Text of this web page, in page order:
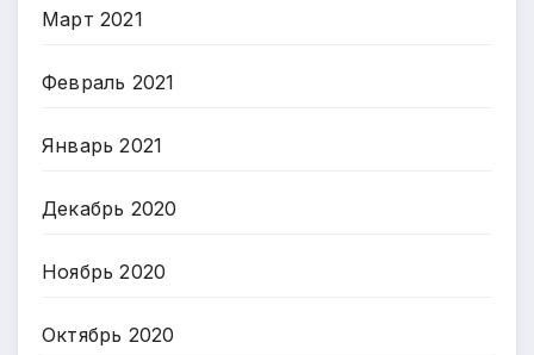
Март 2021
Февраль 2021
Январь 2021
Декабрь 2020
Ноябрь 2020
Октябрь 2020